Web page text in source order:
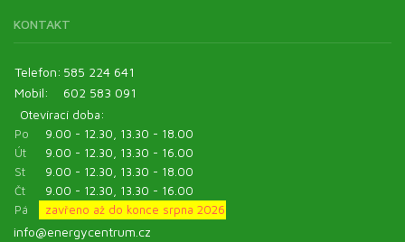
KONTAKT
Telefon: 585 224 641
Mobil:
602 583 091
Otevírací doba:
Po
9.00 - 12.30, 13.30 - 18.00
Út
9.00 - 12.30, 13.30 - 16.00
St
9.00 - 12.30, 13.30 - 18.00
Čt
9.00 - 12.30, 13.30 - 16.00
Pá
zavřeno až do konce srpna 2026
info@energycentrum.cz